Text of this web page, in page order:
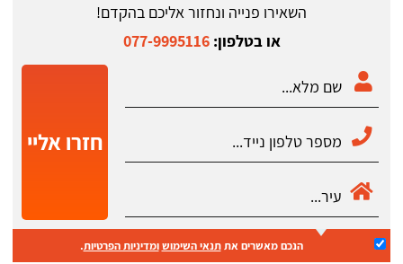
השאירו פנייה ונחזור אליכם בהקדם!
או בטלפון:077-9995116
חזרו אליי
הנכם מאשרים אתתנאי השימוש ומדיניות הפרטיות.